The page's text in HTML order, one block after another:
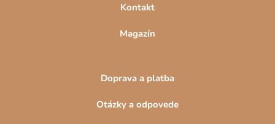
Kontakt
Magazín
Doprava a platba
Otázky a odpovede